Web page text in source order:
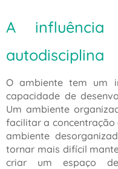
A
autodisciplina
O ambiente tem um
capacidade de
Um ambiente
facilitar a
ambiente
tornar mais difícil
criar um espaço